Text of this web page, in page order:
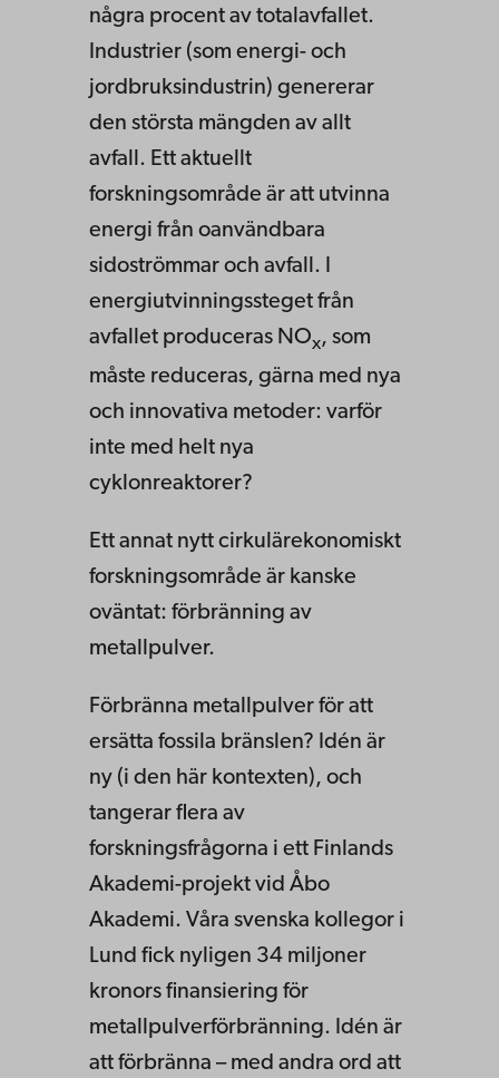
några procent av totalavfallet.
Industrier (som energi- och
jordbruksindustrin) genererar
den största mängden av allt
avfall. Ett aktuellt
forskningsområde är att utvinna
energi från oanvändbara
sidoströmmar och avfall. I
energiutvinningssteget från
avfallet produceras NOx, som
måste reduceras, gärna med nya
och innovativa metoder: varför
inte med helt nya
cyklonreaktorer?
Ett annat nytt cirkulärekonomiskt
forskningsområde är kanske
oväntat: förbränning av
metallpulver.
Förbränna metallpulver för att
ersätta fossila bränslen? Idén är
ny (i den här kontexten), och
tangerar flera av
forskningsfrågorna i ett Finlands
Akademi-projekt vid Åbo
Akademi. Våra svenska kollegor i
Lund fick nyligen 34 miljoner
kronors finansiering för
metallpulverförbränning. Idén är
att förbränna – med andra ord att